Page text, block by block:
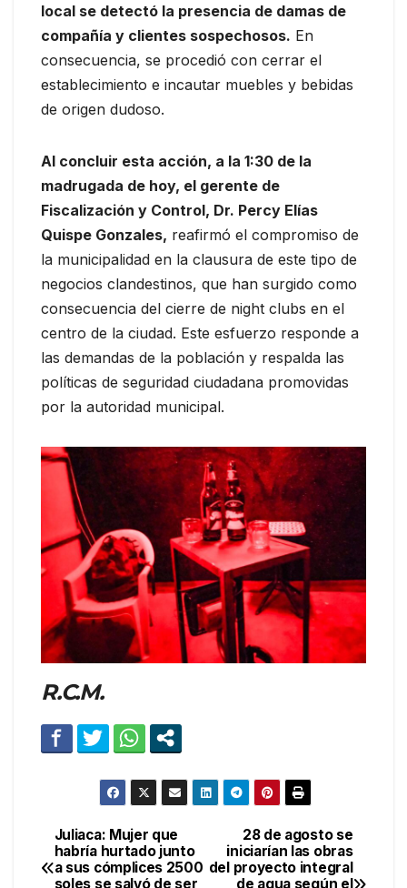
local se detectó la presencia de damas de
compañía y clientes sospechosos. En
consecuencia, se procedió con cerrar el
establecimiento e incautar muebles y bebidas
de origen dudoso.
Al concluir esta acción, a la 1:30 de la
madrugada de hoy, el gerente de
Fiscalización y Control, Dr. Percy Elías
Quispe Gonzales, reafirmó el compromiso de
la municipalidad en la clausura de este tipo de
negocios clandestinos, que han surgido como
consecuencia del cierre de night clubs en el
centro de la ciudad. Este esfuerzo responde a
las demandas de la población y respalda las
políticas de seguridad ciudadana promovidas
por la autoridad municipal.
R.C.M.
Navegación
28 de agosto se
iniciarían las obras
del proyecto integral
de agua según el
Juliaca: Mujer que
habría hurtado junto
a sus cómplices 2500
soles se salvó de ser